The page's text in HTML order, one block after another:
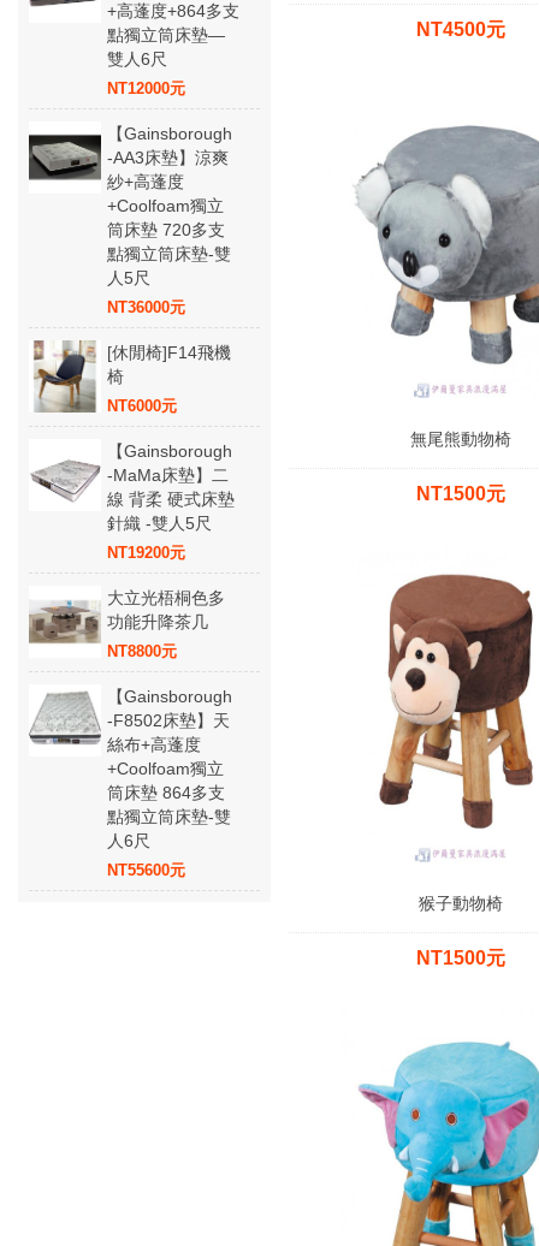
+高蓬度+864多支
點獨立筒床墊—
雙人6尺
NT12000元
【Gainsborough
-AA3床墊】涼爽
紗+高蓬度
+Coolfoam獨立
筒床墊 720多支
點獨立筒床墊-雙
人5尺
NT36000元
[休閒椅]F14飛機
椅
NT6000元
【Gainsborough
-MaMa床墊】二
線 背柔 硬式床墊
針織 -雙人5尺
NT19200元
大立光梧桐色多
功能升降茶几
NT8800元
【Gainsborough
-F8502床墊】天
絲布+高蓬度
+Coolfoam獨立
筒床墊 864多支
點獨立筒床墊-雙
人6尺
NT55600元
NT4500元
無尾熊動物椅
NT1500元
猴子動物椅
NT1500元